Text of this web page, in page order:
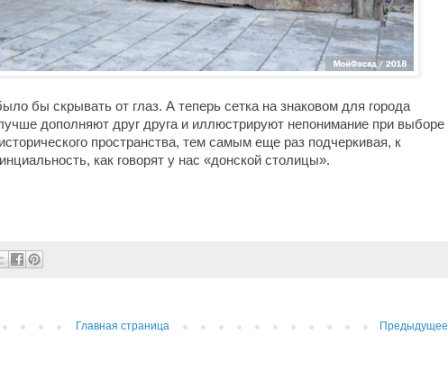
бы скрывать от глаз. А теперь сетка на знаковом для города
дополняют друг друга и иллюстрируют непонимание при выборе
исторического пространства, тем самым еще раз подчеркивая, к
как говорят у нас «донской столицы».
Предыдущее
Главная страница